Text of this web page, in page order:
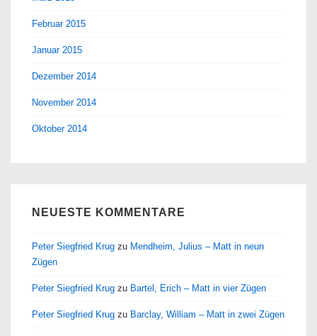
Februar 2015
Januar 2015
Dezember 2014
November 2014
Oktober 2014
NEUESTE KOMMENTARE
Peter Siegfried Krug zu Mendheim, Julius – Matt in neun
Zügen
Peter Siegfried Krug zu Bartel, Erich – Matt in vier Zügen
Peter Siegfried Krug zu Barclay, William – Matt in zwei Zügen